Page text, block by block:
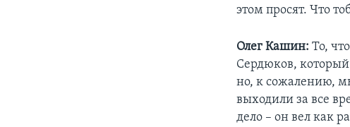
этом просят. Что
Олег Кашин:То,
Сердюков, который
но, к сожалению,
выходили за все
дело – он вел как